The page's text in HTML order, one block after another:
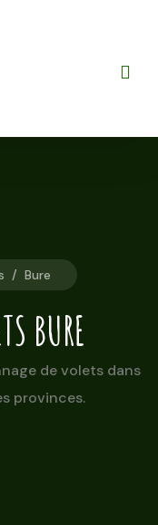
/ Bure
BURE
de volets dans
provinces.